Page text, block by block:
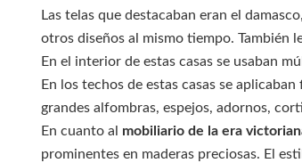
Las telas que destacaban eran el damasco,
otros diseños al mismo tiempo. También
En el interior de estas casas se usaban
En los techos de estas casas se
grandes alfombras, espejos, adornos,
En cuanto al mobiliario de la era
prominentes en maderas preciosas. El